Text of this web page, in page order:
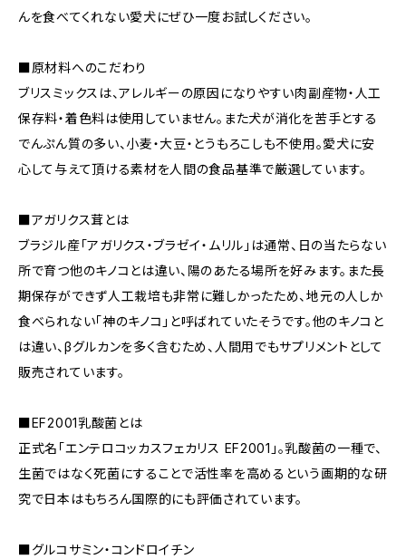
んを食べてくれない愛犬にぜひ一度お試しください。
■原材料へのこだわり
ブリスミックスは、アレルギーの原因になりやすい肉副産物・人工
保存料・着色料は使用していません。また犬が消化を苦手とする
でんぷん質の多い、小麦・大豆・とうもろこしも不使用。愛犬に安
心して与えて頂ける素材を人間の食品基準で厳選しています。
■アガリクス茸とは
ブラジル産「アガリクス・ブラゼイ・ムリル」は通常、日の当たらない
所で育つ他のキノコとは違い、陽のあたる場所を好みます。また長
期保存ができず人工栽培も非常に難しかったため、地元の人しか
食べられない「神のキノコ」と呼ばれていたそうです。他のキノコと
は違い、βグルカンを多く含むため、人間用でもサプリメントとして
販売されています。
■EF2001乳酸菌とは
正式名「エンテロコッカスフェカリス EF2001」。乳酸菌の一種で、
生菌ではなく死菌にすることで活性率を高めるという画期的な研
究で日本はもちろん国際的にも評価されています。
■グルコサミン・コンドロイチン